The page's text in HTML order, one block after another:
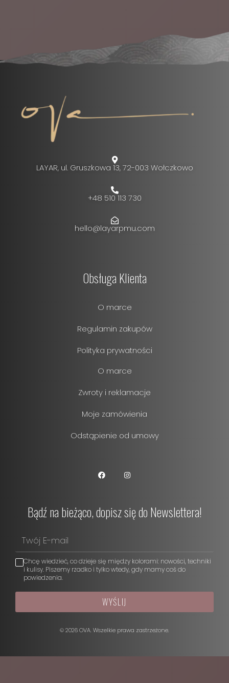
LAYAR, ul. Gruszkowa 13, 72-003 Wołczkowo
+48 510 113 730
hello@layarpmu.com
Obsługa Klienta
O marce
Regulamin zakupów
Polityka prywatności
O marce
Zwroty i reklamacje
Moje zamówienia
Odstąpienie od umowy
Bądź na bieżąco, dopisz się do Newslettera!
Chcę wiedzieć, co dzieje się między kolorami: nowości, techniki
i kulisy. Piszemy rzadko i tylko wtedy, gdy mamy coś do
powiedzenia.
WYŚLIJ
© 2026 OVA. Wszelkie prawa zastrzeżone.